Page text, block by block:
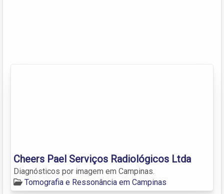
Cheers Pael Serviços Radiológicos Ltda
Diagnósticos por imagem em Campinas.
Tomografia e Ressonância em Campinas